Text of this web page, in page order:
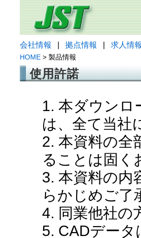
会社情報 拠点情報 求人情報
HOME > 製品情報
使用許諾
1. 本ダウンロ
は、全て当社
2. 本資料の全
ることは固く
3. 本資料の内
らかじめご了
4. 同業他社の
5. CADデー